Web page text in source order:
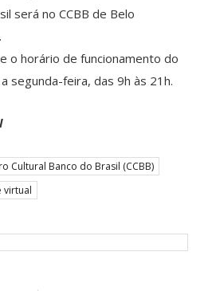
será no CCBB de Belo
o horário de funcionamento do
segunda-feira, das 9h às 21h.
Cultural Banco do Brasil (CCBB)
virtual